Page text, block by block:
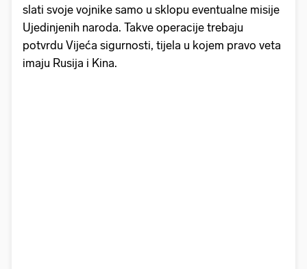
slati svoje vojnike samo u sklopu eventualne misije
Ujedinjenih naroda. Takve operacije trebaju
potvrdu Vijeća sigurnosti, tijela u kojem pravo veta
imaju Rusija i Kina.